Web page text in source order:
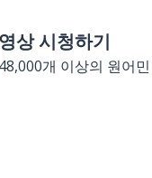
영상 시청하기
48,000개 이상의 원어